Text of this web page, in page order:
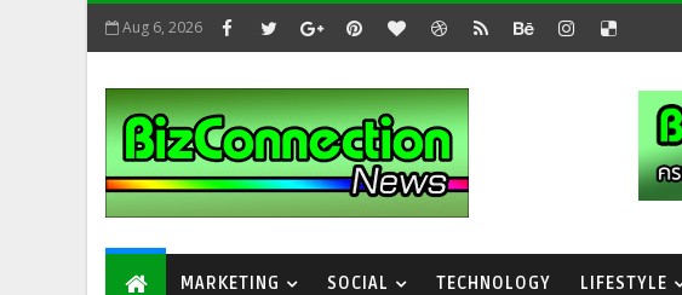
Aug 6, 2026
MARKETING SOCIAL TECHNOLOGY LIFESTYLE